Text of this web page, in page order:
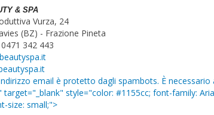
& SPA
Vurza, 24
(BZ) - Frazione Pineta
342 443
email è protetto dagli spambots. È necessario
target="_blank" style="color: #1155cc; font-family:
size: small;">